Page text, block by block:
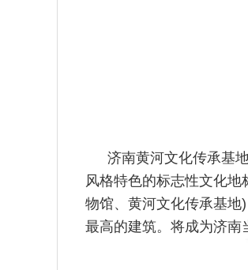
济南黄河文化传承基
风格特色的标志性文化地
物馆、黄河文化传承基地
最高的建筑。将成为济南